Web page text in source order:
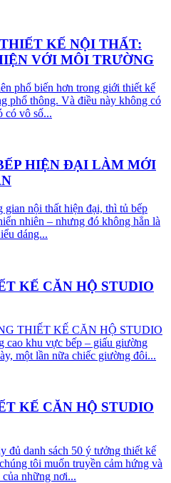
KẾ NỘI THẤT:
VỚI MÔI TRƯỜNG
phổ biến hơn trong giới thiết kế
phổ thông. Và điều này không có
có vô số...
HIỆN ĐẠI LÀM MỚI
gian nội thất hiện đại, thì tủ bếp
nhiên – nhưng đó không hẳn là
dáng...
KẾ CĂN HỘ STUDIO
THIẾT KẾ CĂN HỘ STUDIO
cao khu vực bếp – giấu giường
một lần nữa chiếc giường đôi...
KẾ CĂN HỘ STUDIO
đủ danh sách 50 ý tưởng thiết kế
tôi muốn truyền cảm hứng và
những nơi...